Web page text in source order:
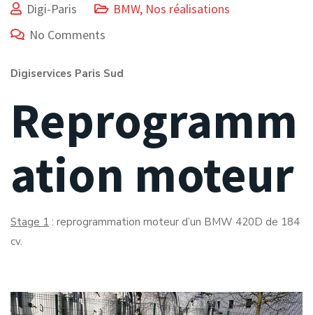
Digi-Paris BMW, Nos réalisations
No Comments
Digiservices Paris Sud
Reprogramm
ation moteur
Stage 1 : reprogrammation moteur d’un BMW 420D de 184
cv.